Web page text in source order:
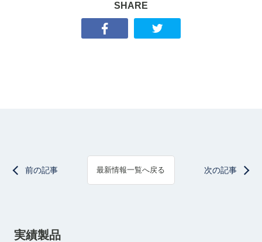
SHARE
前の記事 最新情報一覧へ戻る 次の記事
実績製品